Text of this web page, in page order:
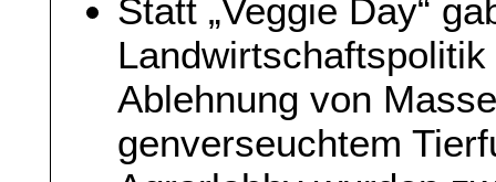
Statt „Veggie Day“
Ablehnung von
genverseuchtem